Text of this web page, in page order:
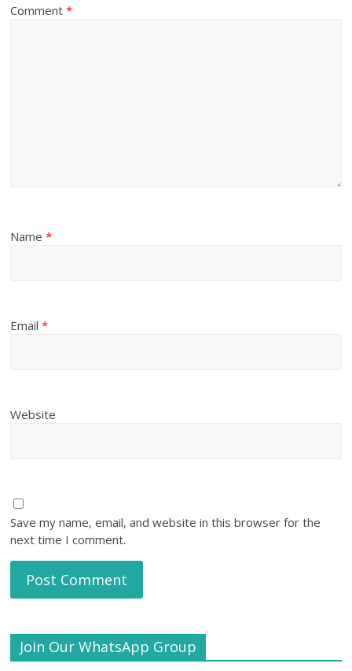
Comment*
Name*
Email*
Website
Save my name, email, and website in this browser for the
next time I comment.
Join Our WhatsApp Group